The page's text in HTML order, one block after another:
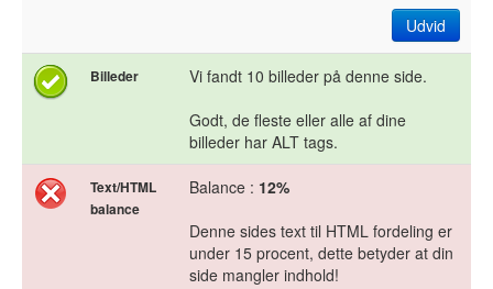
Udvid
Billeder
Vi fandt 10 billeder på denne side.
Godt, de fleste eller alle af dine
billeder har ALT tags.
Text/HTML
balance
Balance : 12%
Denne sides text til HTML fordeling er
under 15 procent, dette betyder at din
side mangler indhold!